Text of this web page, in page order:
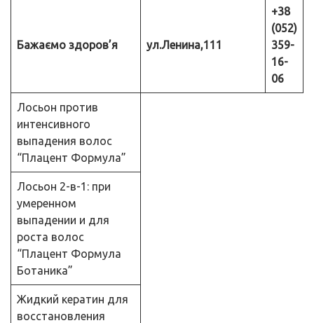
Бажаємо здоров’я ул.Ленина,111
+38
(052)
359-
16-
06
Лосьон против
интенсивного
выпадения волос
“Плацент Формула”
Лосьон 2-в-1: при
умеренном
выпадении и для
роста волос
“Плацент Формула
Ботаника”
Жидкий кератин для
восстановления